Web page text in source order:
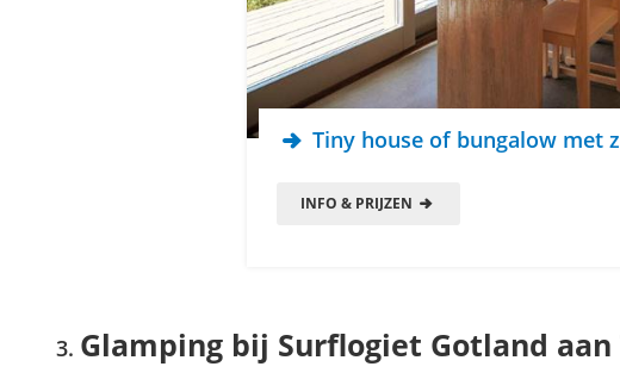
Tiny house of bungalow met
INFO & PRIJZEN
Glamping bij Surflogiet Gotland aan